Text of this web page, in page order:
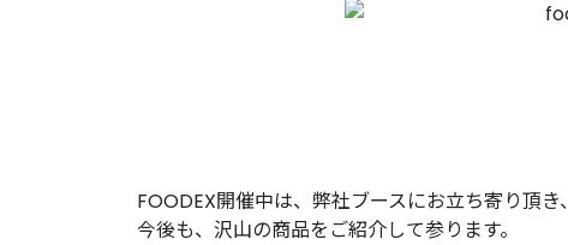
FOODEX開催中は、弊社ブースにお立ち寄り頂き
今後も、沢山の商品をご紹介して参ります。